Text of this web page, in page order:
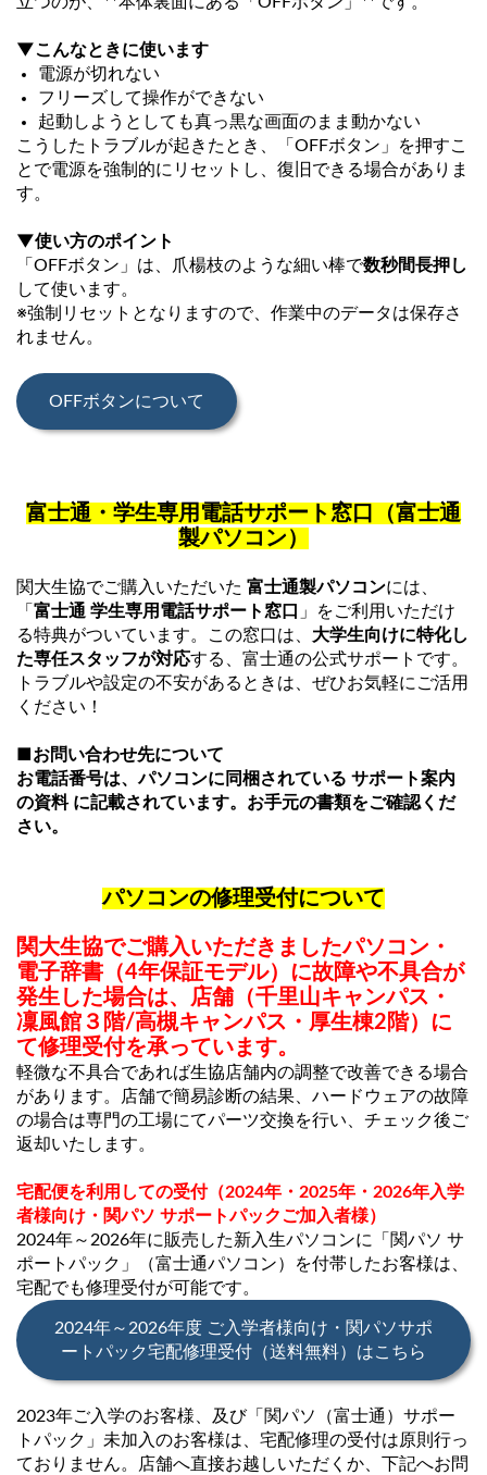
▼こんなときに使います
電源が切れない
フリーズして操作ができない
起動しようとしても真っ黒な画面のまま動かない
こうしたトラブルが起きたとき、「OFFボタン」を押すこ
とで電源を強制的にリセットし、復旧できる場合がありま
す。
▼使い方のポイント
「OFFボタン」は、爪楊枝のような細い棒で数秒間長押し
して使います。
※強制リセットとなりますので、作業中のデータは保存さ
れません。
OFFボタンについて
富士通・学生専用電話サポート窓口（富士通
製パソコン）
関大生協でご購入いただいた 富士通製パソコンには、
「 富士通 学生専用電話サポート窓口 」をご利用いただけ
る特典がついています。この窓口は、 大学生向けに特化し
た専任スタッフが対応する、富士通の公式サポートです。
トラブルや設定の不安があるときは、ぜひお気軽にご活用
ください！
■お問い合わせ先について
お電話番号は、パソコンに同梱されている サポート案内
の資料 に記載されています。お手元の書類をご確認くだ
さい。
パソコンの修理受付について
関大生協でご購入いただきましたパソコン・
電子辞書（4年保証モデル）に故障や不具合が
発生した場合は、店舗（千里山キャンパス・
凜風館３階/高槻キャンパス・厚生棟2階）に
て修理受付を承っています。
軽微な不具合であれば生協店舗内の調整で改善できる場合
があります。店舗で簡易診断の結果、ハードウェアの故障
の場合は専門の工場にてパーツ交換を行い、チェック後ご
返却いたします。
宅配便を利用しての受付（2024年・2025年・2026年入学
者様向け・関パソ サポートパックご加入者様）
2024年～2026年に販売した新入生パソコンに「関パソ サ
ポートパック」（富士通パソコン）を付帯したお客様は、
宅配でも修理受付が可能です。
2024年～2026年度 ご入学者様向け・関パソサポ
ートパック宅配修理受付（送料無料）はこちら
2023年ご入学のお客様、及び「関パソ（富士通）サポー
トパック」未加入のお客様は、宅配修理の受付は原則行っ
ておりません。店舗へ直接お越しいただくか、下記へお問